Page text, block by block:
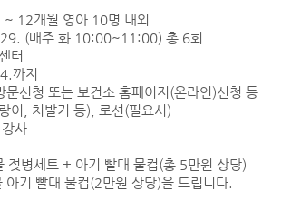
12개월 영아 10명 내외
(매주 화 10:00~11:00) 총 6회
터
까지
신청 또는 보건소 홈페이지(온라인)신청 등
이, 치발기 등), 로션(필요시)
사
병세트 + 아기 빨대 물컵(총 5만원 상당)
기 빨대 물컵(2만원 상당)을 드립니다.